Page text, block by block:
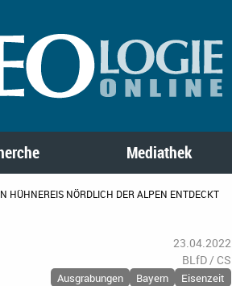
Mediathek
HÜHNEREIS NÖRDLICH DER ALPEN ENTDECKT
23.04.2022
BLfD / CS
Ausgrabungen Bayern
Eisenzeit